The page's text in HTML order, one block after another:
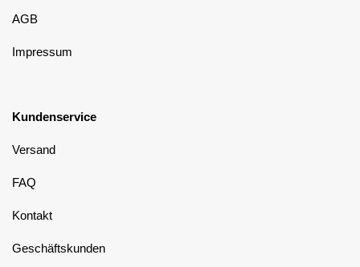
AGB
Impressum
Kundenservice
Versand
FAQ
Kontakt
Geschäftskunden